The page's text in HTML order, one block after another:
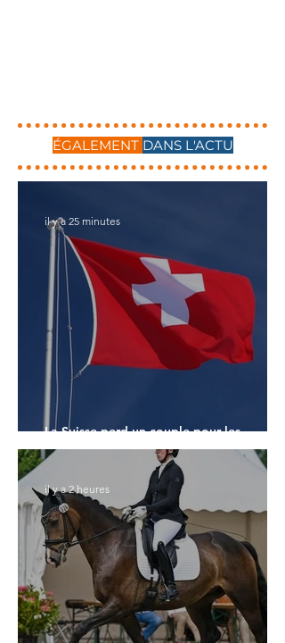
ÉGALEMENT DANS L'ACTU
La Suisse perd un couple pour les
Championnats du Monde
il y a 25 minutes
il y a 2 heures